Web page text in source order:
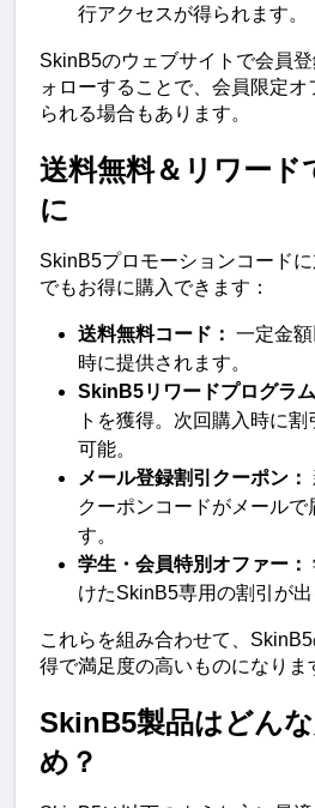
行アクセスが得られます。
SkinB5のウェブサイトで会員
ォローすることで、会員限定
られる場合もあります。
送料無料＆リワード
に
SkinB5プロモーションコード
でもお得に購入できます：
送料無料コード： 一定金
時に提供されます。
SkinB5リワードプログラム
トを獲得。次回購入時に
可能。
メール登録割引クーポン：
クーポンコードがメールで
す。
学生・会員特別オファー：
けたSkinB5専用の割引が出
これらを組み合わせて、
得で満足度の高いものになりま
SkinB5製品はどん
め？